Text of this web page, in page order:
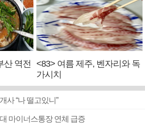
산 역전
<83> 여름 제주, 벤자리와 독
가시치
사 “나 떨고있니”
마이너스통장 연체 급증